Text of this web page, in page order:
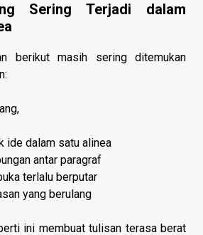
Sering Terjadi dalam
berikut masih sering ditemukan
ide dalam satu alinea
antar paragraf
terlalu berputar
yang berulang
ini membuat tulisan terasa berat